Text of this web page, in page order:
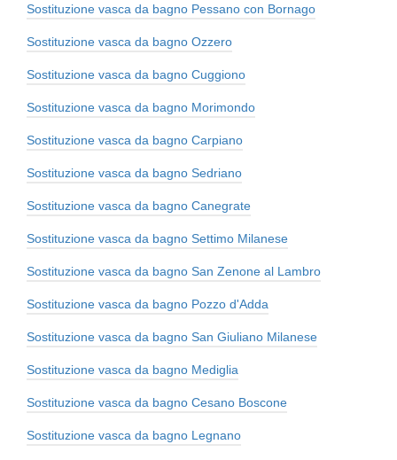
Sostituzione vasca da bagno Pessano con Bornago
Sostituzione vasca da bagno Ozzero
Sostituzione vasca da bagno Cuggiono
Sostituzione vasca da bagno Morimondo
Sostituzione vasca da bagno Carpiano
Sostituzione vasca da bagno Sedriano
Sostituzione vasca da bagno Canegrate
Sostituzione vasca da bagno Settimo Milanese
Sostituzione vasca da bagno San Zenone al Lambro
Sostituzione vasca da bagno Pozzo d'Adda
Sostituzione vasca da bagno San Giuliano Milanese
Sostituzione vasca da bagno Mediglia
Sostituzione vasca da bagno Cesano Boscone
Sostituzione vasca da bagno Legnano